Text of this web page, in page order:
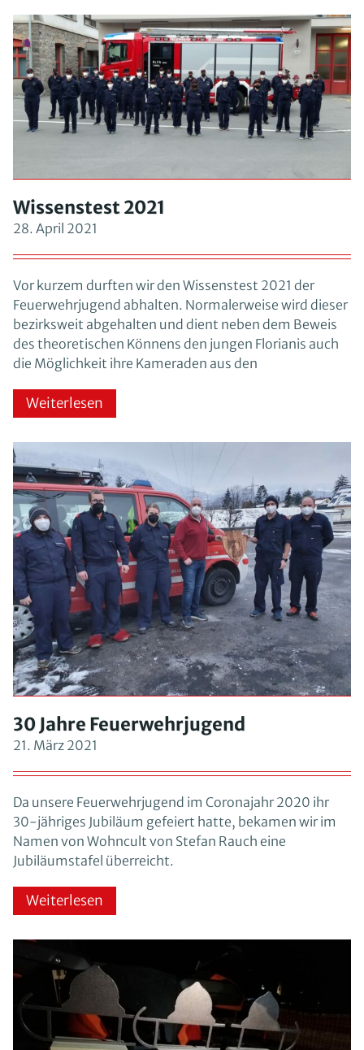
Wissenstest 2021
28. April 2021
Vor kurzem durften wir den Wissenstest 2021 der
Feuerwehrjugend abhalten. Normalerweise wird dieser
bezirksweit abgehalten und dient neben dem Beweis
des theoretischen Könnens den jungen Florianis auch
die Möglichkeit ihre Kameraden aus den
Weiterlesen
30 Jahre Feuerwehrjugend
21. März 2021
Da unsere Feuerwehrjugend im Coronajahr 2020 ihr
30-jähriges Jubiläum gefeiert hatte, bekamen wir im
Namen von Wohncult von Stefan Rauch eine
Jubiläumstafel überreicht.
Weiterlesen